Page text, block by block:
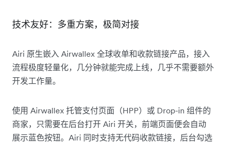
技术友好：多重方案，极简对接
Airi 原生嵌入 Airwallex 全球收单和收款链接产品，接入
流程极度轻量化，几分钟就能完成上线，几乎不需要额外
开发工作量。
使用 Airwallex 托管支付页面（HPP）或 Drop-in 组件的
商家，只需要在后台打开 Airi 开关，前端页面便会自动
展示蓝色按钮。Airi 同时支持无代码收款链接，后台勾选